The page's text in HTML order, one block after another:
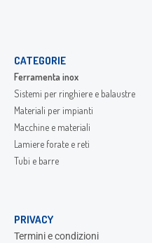
CATEGORIE
Ferramenta inox
Sistemi per ringhiere e balaustre
Materiali per impianti
Macchine e materiali
Lamiere forate e reti
Tubi e barre
PRIVACY
Termini e condizioni